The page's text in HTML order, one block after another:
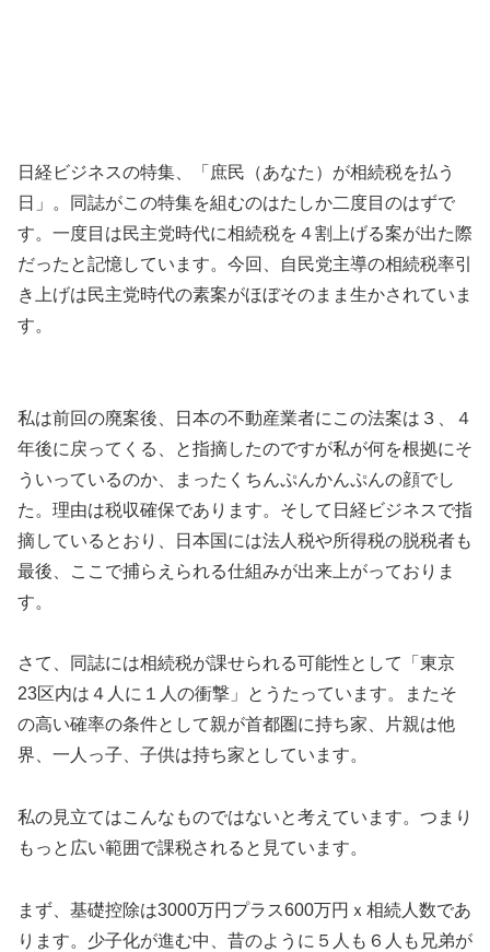
日経ビジネスの特集、「庶民（あなた）が相続税を払う
日」。同誌がこの特集を組むのはたしか二度目のはずで
す。一度目は民主党時代に相続税を４割上げる案が出た際
だったと記憶しています。今回、自民党主導の相続税率引
き上げは民主党時代の素案がほぼそのまま生かされていま
す。
私は前回の廃案後、日本の不動産業者にこの法案は３、４
年後に戻ってくる、と指摘したのですが私が何を根拠にそ
ういっているのか、まったくちんぷんかんぷんの顔でし
た。理由は税収確保であります。そして日経ビジネスで指
摘しているとおり、日本国には法人税や所得税の脱税者も
最後、ここで捕らえられる仕組みが出来上がっておりま
す。
さて、同誌には相続税が課せられる可能性として「東京
23区内は４人に１人の衝撃」とうたっています。またそ
の高い確率の条件として親が首都圏に持ち家、片親は他
界、一人っ子、子供は持ち家としています。
私の見立てはこんなものではないと考えています。つまり
もっと広い範囲で課税されると見ています。
まず、基礎控除は3000万円プラス600万円ｘ相続人数であ
ります。少子化が進む中、昔のように５人も６人も兄弟が